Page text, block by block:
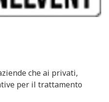
che ai privati,
per il trattamento